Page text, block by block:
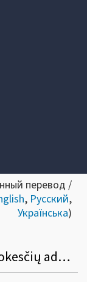
перевод /
, Русский,
Українська)
Informacinis pranešimas dėl Mokesčių administravimo įstatymo pakeitimo